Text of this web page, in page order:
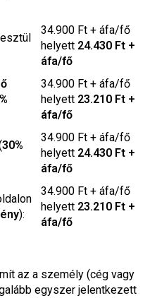
34.900 Ft + áfa/fő
helyett 24.430 Ft +
áfa/fő
34.900 Ft + áfa/fő
helyett 23.210 Ft +
áfa/fő
30%
34.900 Ft + áfa/fő
helyett 24.430 Ft +
áfa/fő
):
34.900 Ft + áfa/fő
helyett 23.210 Ft +
áfa/fő
az a személy (cég vagy
egyszer jelentkezett